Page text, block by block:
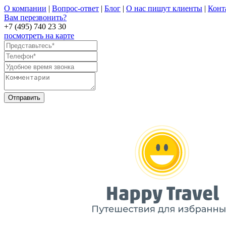
О компании | Вопрос-ответ | Блог | О нас пишут клиенты |
Вам перезвонить?
+7 (495) 740 23 30
посмотреть на карте